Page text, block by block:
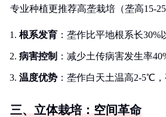
专业种植更推荐高垄栽培（垄高15-
根系发育 ：垄作比平地根系长30%
病害控制 ：减少土传病害发生率
温度优势 ：垄作白天土温高2-5℃
三、立体栽培：空间革命